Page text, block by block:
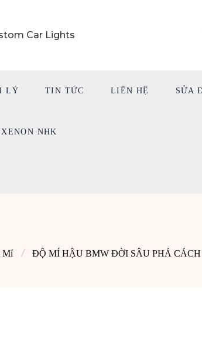
LÝ TIN TỨC LIÊN HỆ SỬA
NHK
Mí ĐỘ MÍ HẬU BMW ĐỜI SÂU PHÁ